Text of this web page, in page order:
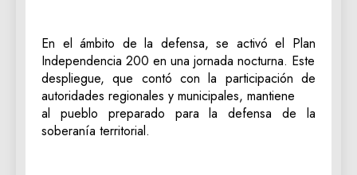
‎En el ámbito de la defensa, se activó el Plan
Independencia 200 en una jornada nocturna. Este
despliegue, que contó con la participación de
autoridades regionales y municipales, mantiene
al pueblo preparado para la defensa de la
soberanía territorial.